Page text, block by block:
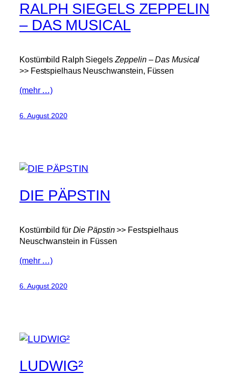
RALPH SIEGELS ZEPPELIN
– DAS MUSICAL
Kostümbild Ralph Siegels Zeppelin – Das Musical
>> Festspielhaus Neuschwanstein, Füssen
(mehr …)
6. August 2020
DIE PÄPSTIN
Kostümbild für Die Päpstin>> Festspielhaus
Neuschwanstein in Füssen
(mehr …)
6. August 2020
LUDWIG²